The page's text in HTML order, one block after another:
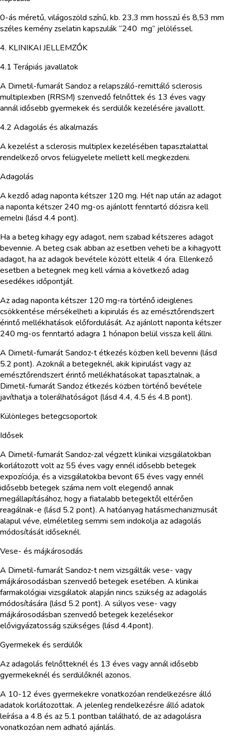
0-ás méretű, világoszöld színű, kb. 23,3 mm hosszú és 8,53 mm
széles kemény zselatin kapszulák “240 mg” jelöléssel.
4. KLINIKAI JELLEMZŐK
4.1 Terápiás javallatok
A Dimetil-fumarát Sandoz a relapszáló-remittáló sclerosis
multiplexben (RRSM) szenvedő felnőttek és 13 éves vagy
annál idősebb gyermekek és serdülők kezelésére javallott.
4.2 Adagolás és alkalmazás
A kezelést a sclerosis multiplex kezelésében tapasztalattal
rendelkező orvos felügyelete mellett kell megkezdeni.
Adagolás
A kezdő adag naponta kétszer 120 mg. Hét nap után az adagot
a naponta kétszer 240 mg-os ajánlott fenntartó dózisra kell
emelni (lásd 4.4 pont).
Ha a beteg kihagy egy adagot, nem szabad kétszeres adagot
bevennie. A beteg csak abban az esetben veheti be a kihagyott
adagot, ha az adagok bevétele között eltelik 4 óra. Ellenkező
esetben a betegnek meg kell várnia a következő adag
esedékes időpontját.
Az adag naponta kétszer 120 mg-ra történő ideiglenes
csökkentése mérsékelheti a kipirulás és az emésztőrendszert
érintő mellékhatások előfordulását. Az ajánlott naponta kétszer
240 mg-os fenntartó adagra 1 hónapon belül vissza kell állni.
A Dimetil-fumarát Sandoz-t étkezés közben kell bevenni (lásd
5.2 pont). Azoknál a betegeknél, akik kipirulást vagy az
emésztőrendszert érintő mellékhatásokat tapasztalnak, a
Dimetil-fumarát Sandoz étkezés közben történő bevétele
javíthatja a tolerálhatóságot (lásd 4.4, 4.5 és 4.8 pont).
Különleges betegcsoportok
Idősek
A Dimetil-fumarát Sandoz-zal végzett klinikai vizsgálatokban
korlátozott volt az 55 éves vagy ennél idősebb betegek
expozíciója, és a vizsgálatokba bevont 65 éves vagy ennél
idősebb betegek száma nem volt elegendő annak
megállapításához, hogy a fiatalabb betegektől eltérően
reagálnak-e (lásd 5.2 pont). A hatóanyag hatásmechanizmusát
alapul véve, elméletileg semmi sem indokolja az adagolás
módosítását időseknél.
Vese- és májkárosodás
A Dimetil-fumarát Sandoz-t nem vizsgálták vese- vagy
májkárosodásban szenvedő betegek esetében. A klinikai
farmakológiai vizsgálatok alapján nincs szükség az adagolás
módosítására (lásd 5.2 pont). A súlyos vese- vagy
májkárosodásban szenvedő betegek kezelésekor
elővigyázatosság szükséges (lásd 4.4pont).
Gyermekek és serdülők
Az adagolás felnőtteknél és 13 éves vagy annál idősebb
gyermekeknél és serdülőknél azonos.
A 10-12 éves gyermekekre vonatkozóan rendelkezésre álló
adatok korlátozottak. A jelenleg rendelkezésre álló adatok
leírása a 4.8 és az 5.1 pontban található, de az adagolásra
vonatkozóan nem adható ajánlás.